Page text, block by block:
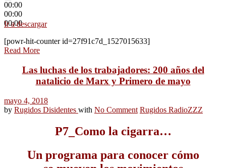
00:00
00:00
00:00
Ir a descargar
[powr-hit-counter id=27f91c7d_1527015633]
Read More
Las luchas de los trabajadores: 200 años del
natalicio de Marx y Primero de mayo
mayo 4, 2018
by Rugidos Disidentes with No Comment Rugidos RadioZZZ
P7_Como la cigarra…
Un programa para conocer cómo